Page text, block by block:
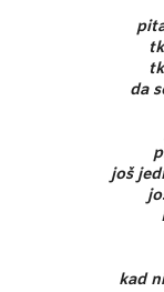
da
još
kad